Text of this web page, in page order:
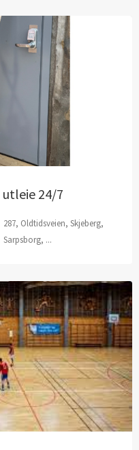
24/7
287, Oldtidsveien, Skjeberg,
Sarpsborg, ...